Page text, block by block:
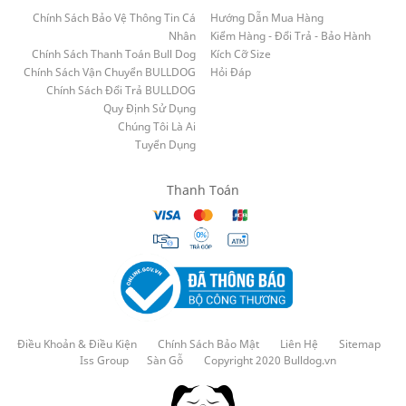
Chính Sách Bảo Vệ Thông Tin Cá
Nhân
Chính Sách Thanh Toán Bull Dog
Chính Sách Vận Chuyển BULLDOG
Chính Sách Đổi Trả BULLDOG
Quy Định Sử Dụng
Chúng Tôi Là Ai
Tuyển Dụng
Hướng Dẫn Mua Hàng
Kiểm Hàng - Đổi Trả - Bảo Hành
Kích Cỡ Size
Hỏi Đáp
Thanh Toán
Điều Khoản & Điều Kiện Chính Sách Bảo Mật Liên Hệ
Sitemap
Iss Group
Sàn Gỗ Copyright 2020 Bulldog.vn